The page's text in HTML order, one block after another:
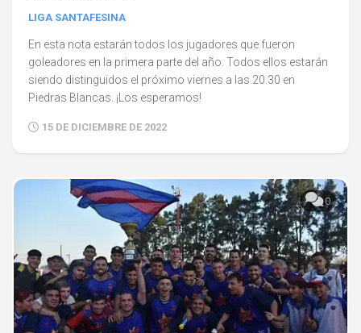
LIGA SANTAFESINA
En esta nota estarán todos los jugadores que fueron
goleadores en la primera parte del año. Todos ellos estarán
siendo distinguidos el próximo viernes a las 20.30 en
Piedras Blancas. ¡Los esperamos!
15 DE DICIEMBRE DE 2022
0